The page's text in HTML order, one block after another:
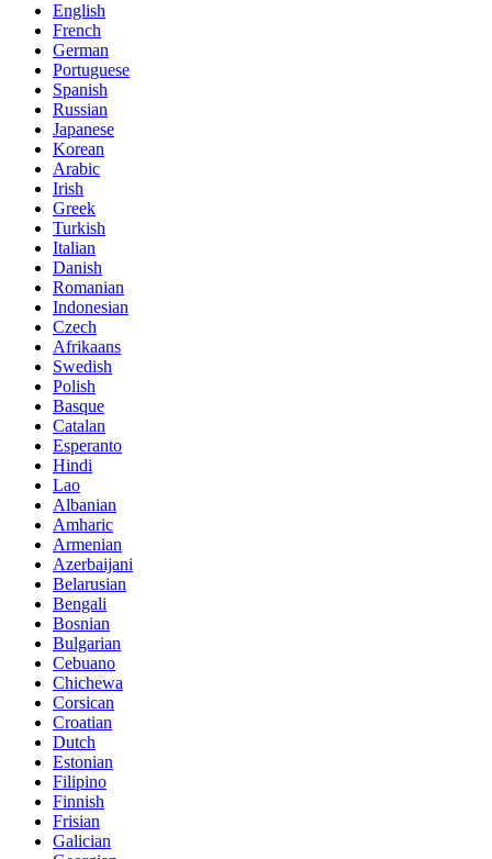
English
French
German
Portuguese
Spanish
Russian
Japanese
Korean
Arabic
Irish
Greek
Turkish
Italian
Danish
Romanian
Indonesian
Czech
Afrikaans
Swedish
Polish
Basque
Catalan
Esperanto
Hindi
Lao
Albanian
Amharic
Armenian
Azerbaijani
Belarusian
Bengali
Bosnian
Bulgarian
Cebuano
Chichewa
Corsican
Croatian
Dutch
Estonian
Filipino
Finnish
Frisian
Galician